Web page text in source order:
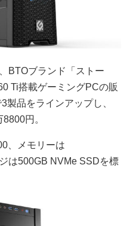
BTOブランド「ストー
Ti搭載ゲーミングPCの販
製品をラインアップし、
円。
、メモリーは
は500GB NVMe SSDを標